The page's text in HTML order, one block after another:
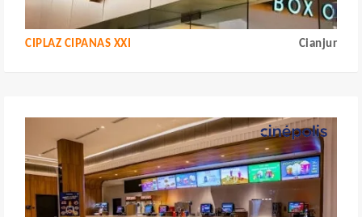
CIPLAZ CIPANAS XXI Cianjur